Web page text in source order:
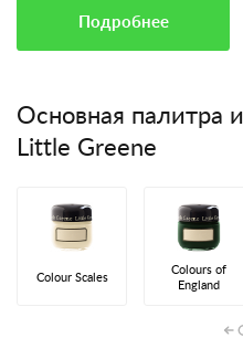
Подробнее
Основная палитра
Little Greene
Colour Scales
Colours of
England